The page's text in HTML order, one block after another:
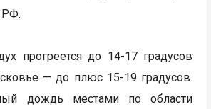
РФ.
прогреется до 14-17 градусов
— до плюс 15-19 градусов.
дождь местами по области